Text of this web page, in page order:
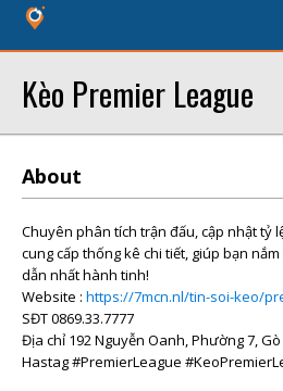
Kèo Premier League
About
Chuyên phân tích trận đấu, cập nhật tỷ
cung cấp thống kê chi tiết, giúp bạn
dẫn nhất hành tinh!
Website : https://7mcn.nl/tin-soi-keo/
SĐT 0869.33.7777
Địa chỉ 192 Nguyễn Oanh, Phường 7,
Hastag #PremierLeague